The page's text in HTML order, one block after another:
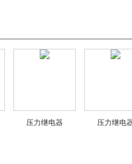
压力继电器 压力继电